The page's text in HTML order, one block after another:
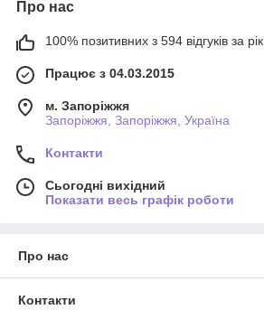
Про нас
100% позитивних з 594 відгуків за рік
Працює з 04.03.2015
м. Запоріжжя
Запоріжжя, Запоріжжя, Україна
Контакти
Сьогодні вихідний
Показати весь графік роботи
Про нас
Контакти